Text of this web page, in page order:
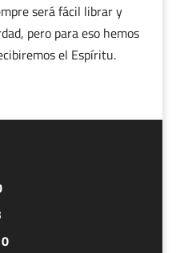
será fácil librar y
pero para eso hemos
el Espíritu.